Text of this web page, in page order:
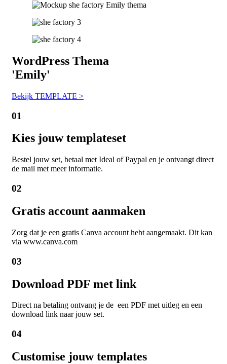
WordPress Thema
'Emily'
Bekijk TEMPLATE >
01
Kies jouw templateset
Bestel jouw set, betaal met Ideal of Paypal en je ontvangt direct
de mail met meer informatie.
02
Gratis account aanmaken
Zorg dat je een gratis Canva account hebt aangemaakt. Dit kan
via www.canva.com
03
Download PDF met link
Direct na betaling ontvang je de een PDF met uitleg en een
download link naar jouw set.
04
Customise jouw templates